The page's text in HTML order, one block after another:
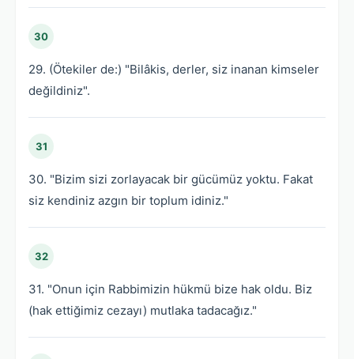
30
29. (Ötekiler de:) "Bilâkis, derler, siz inanan kimseler
değildiniz".
31
30. "Bizim sizi zorlayacak bir gücümüz yoktu. Fakat
siz kendiniz azgın bir toplum idiniz."
32
31. "Onun için Rabbimizin hükmü bize hak oldu. Biz
(hak ettiğimiz cezayı) mutlaka tadacağız."